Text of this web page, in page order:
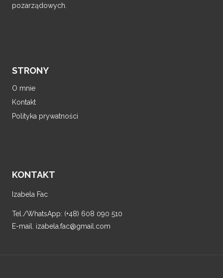
pozarządowych.
STRONY
O mnie
Kontakt
Polityka prywatności
KONTAKT
Izabela Fac
Tel./WhatsApp: (+48) 608 090 510
E-mail. izabela.fac@gmail.com